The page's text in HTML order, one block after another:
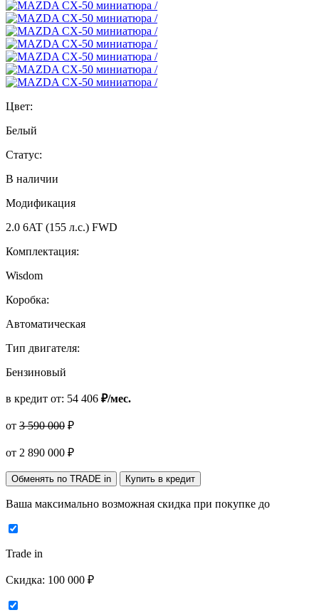
Цвет:
Белый
Статус:
В наличии
Модификация
2.0 6AT (155 л.с.) FWD
Комплектация:
Wisdom
Коробка:
Автоматическая
Тип двигателя:
Бензиновый
в кредит от: 54 406 ₽/мес.
от 3 590 000 ₽
от 2 890 000 ₽
Обменять по TRADE in Купить в кредит
Ваша максимально возможная скидка при покупке до
Trade in
Скидка: 100 000 ₽